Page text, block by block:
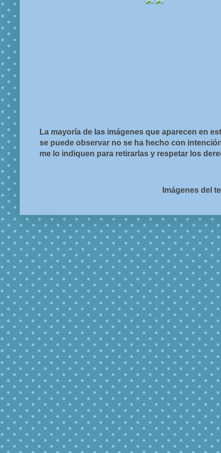
La mayoría de las imágenes que aparecen en
se puede observar no se ha hecho con
me lo indiquen para retirarlas y respetar los
Imágenes del